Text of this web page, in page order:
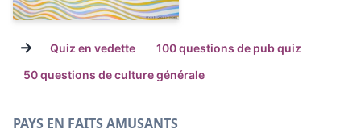
→ Quiz en vedette
100 questions de pub quiz
50 questions de culture générale
PAYS EN FAITS AMUSANTS